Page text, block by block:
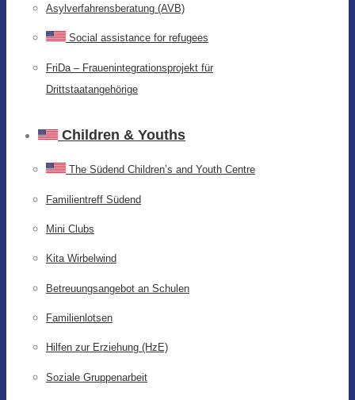
Asylverfahrensberatung (AVB)
Social assistance for refugees
FriDa – Frauenintegrationsprojekt für
Drittstaatangehörige
Children & Youths
The Südend Children’s and Youth Centre
Familientreff Südend
Mini Clubs
Kita Wirbelwind
Betreuungsangebot an Schulen
Familienlotsen
Hilfen zur Erziehung (HzE)
Soziale Gruppenarbeit